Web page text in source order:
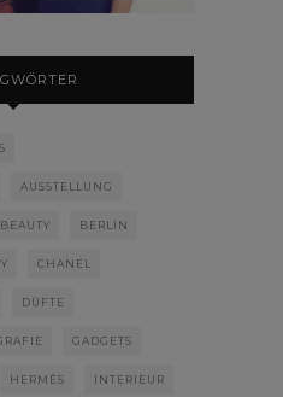
AUSSTELLUNG
BEAUTY BERLIN
CHANEL
DÜFTE
GADGETS
HERMÈS INTERIEUR